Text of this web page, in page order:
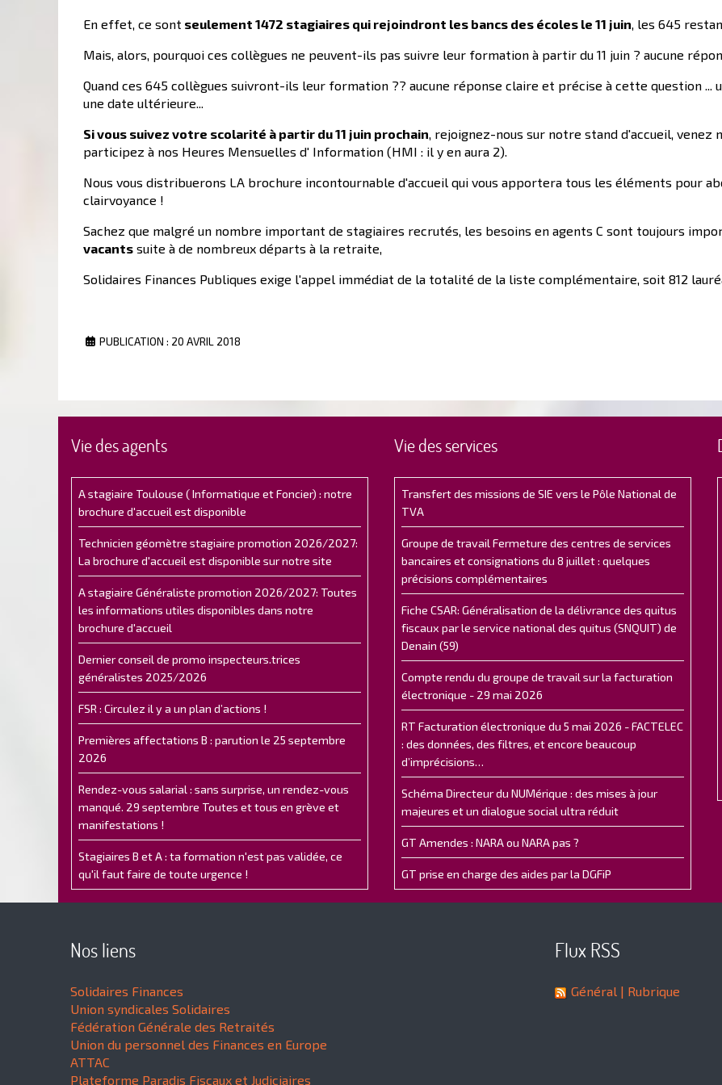
En effet, ce sont seulement 1472 stagiaires qui rejoindront les bancs des écoles le 11 juin , les 645
Mais, alors, pourquoi ces collègues ne peuvent-ils pas suivre leur formation à partir du 11 juin ? aucune
Quand ces 645 collègues suivront-ils leur formation ?? aucune réponse claire et précise à cette question
une date ultérieure...
Si vous suivez votre scolarité à partir du 11 juin prochain , rejoignez-nous sur notre stand d'accueil,
participez à nos Heures Mensuelles d' Information (HMI : il y en aura 2).
Nous vous distribuerons LA brochure incontournable d'accueil qui vous apportera tous les éléments pour
clairvoyance !
Sachez que malgré un nombre important de stagiaires recrutés, les besoins en agents C sont toujours
vacants suite à de nombreux départs à la retraite,
Solidaires Finances Publiques exige l'appel immédiat de la totalité de la liste complémentaire, soit 812
PUBLICATION : 20 AVRIL 2018
Vie des agents
A stagiaire Toulouse ( Informatique et Foncier) : notre
brochure d'accueil est disponible
Technicien géomètre stagiaire promotion 2026/2027:
La brochure d'accueil est disponible sur notre site
A stagiaire Généraliste promotion 2026/2027: Toutes
les informations utiles disponibles dans notre
brochure d'accueil
Dernier conseil de promo inspecteurs.trices
généralistes 2025/2026
FSR : Circulez il y a un plan d’actions !
Premières affectations B : parution le 25 septembre
2026
Rendez-vous salarial : sans surprise, un rendez-vous
manqué. 29 septembre Toutes et tous en grève et
manifestations !
Stagiaires B et A : ta formation n'est pas validée, ce
qu'il faut faire de toute urgence !
Vie des services
Transfert des missions de SIE vers le Pôle National de
TVA
Groupe de travail Fermeture des centres de services
bancaires et consignations du 8 juillet : quelques
précisions complémentaires
Fiche CSAR: Généralisation de la délivrance des quitus
fiscaux par le service national des quitus (SNQUIT) de
Denain (59)
Compte rendu du groupe de travail sur la facturation
électronique - 29 mai 2026
RT Facturation électronique du 5 mai 2026 - FACTELEC
: des données, des filtres, et encore beaucoup
d’imprécisions…
Schéma Directeur du NUMérique : des mises à jour
majeures et un dialogue social ultra réduit
GT Amendes : NARA ou NARA pas ?
GT prise en charge des aides par la DGFiP
Nos liens
Solidaires Finances
Union syndicales Solidaires
Fédération Générale des Retraités
Union du personnel des Finances en Europe
ATTAC
Plateforme Paradis Fiscaux et Judiciaires
Flux RSS
Général | Rubrique